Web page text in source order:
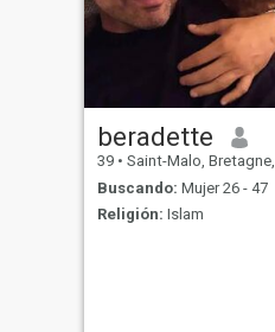
beradette
39 • Saint-Malo, Bretagne, Francia
Buscando: Mujer 26 - 47
Religión: Islam